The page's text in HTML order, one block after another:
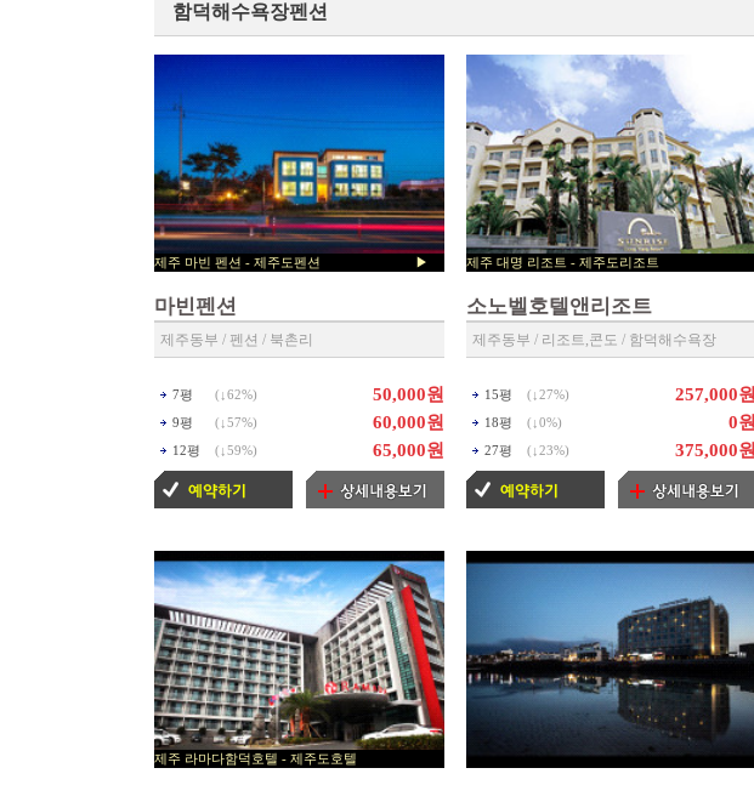
함덕해수욕장펜션
제주 마빈 펜션 - 제주도펜션 ▶
마빈펜션
제주동부 / 펜션 / 북촌리
7평 (↓ 62%) 50,000원
9평 (↓ 57%) 60,000원
12평 (↓ 59%) 65,000원
제주 대명 리조트 - 제주도리조트
소노벨호텔앤리조트
제주동부 / 리조트,콘도 / 함덕해수욕장
15평 (↓ 27%) 257,000원
18평 (↓ 0%) 0원
27평 (↓ 23%) 375,000원
제주 라마다함덕호텔 - 제주도호텔